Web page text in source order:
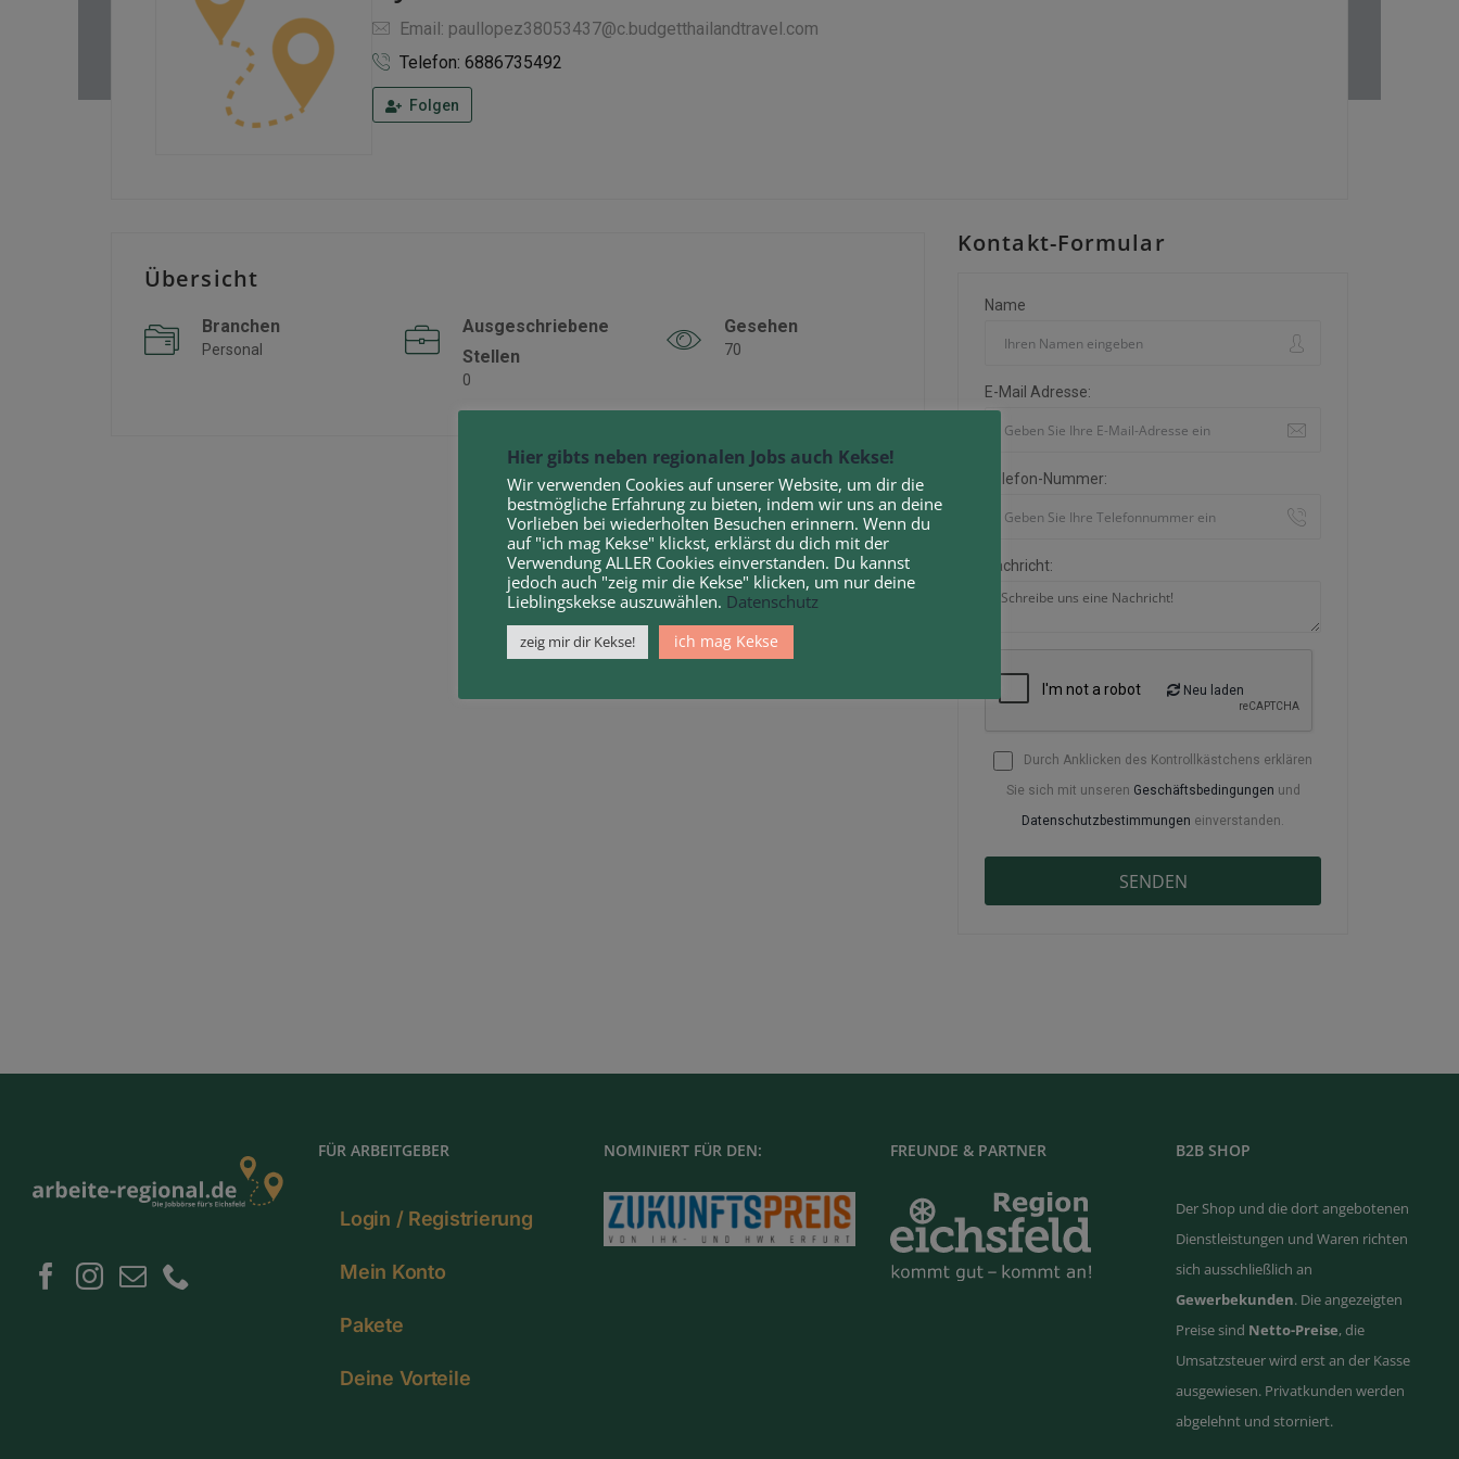
Email: paullopez38053437@c.budgetthailandtravel.com
Telefon: 6886735492
Folgen
Übersicht
Branchen
Personal
Ausgeschriebene
Stellen
0
Gesehen
70
Kontakt-Formular
Name
E-Mail Adresse:
Telefon-Nummer:
Nachricht:
Neu laden
Durch Anklicken des Kontrollkästchens erklären
Sie sich mit unseren Geschäftsbedingungen und
Datenschutzbestimmungen einverstanden.
FÜR ARBEITGEBER
Login / Registrierung
Mein Konto
Pakete
Deine Vorteile
NOMINIERT FÜR DEN: FREUNDE & PARTNER B2B SHOP
Der Shop und die dort angebotenen
Dienstleistungen und Waren richten
sich ausschließlich an
Gewerbekunden. Die angezeigten
Preise sind Netto-Preise, die
Umsatzsteuer wird erst an der Kasse
ausgewiesen. Privatkunden werden
abgelehnt und storniert.
Hier gibts neben regionalen Jobs auch Kekse!
Wir verwenden Cookies auf unserer Website, um dir die
bestmögliche Erfahrung zu bieten, indem wir uns an deine
Vorlieben bei wiederholten Besuchen erinnern. Wenn du
auf "ich mag Kekse" klickst, erklärst du dich mit der
Verwendung ALLER Cookies einverstanden. Du kannst
jedoch auch "zeig mir die Kekse" klicken, um nur deine
Lieblingskekse auszuwählen. Datenschutz
zeig mir dir Kekse! ich mag Kekse